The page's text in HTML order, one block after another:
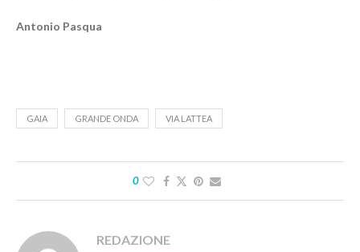
Antonio Pasqua
GAIA GRANDE ONDA VIA LATTEA
0
REDAZIONE